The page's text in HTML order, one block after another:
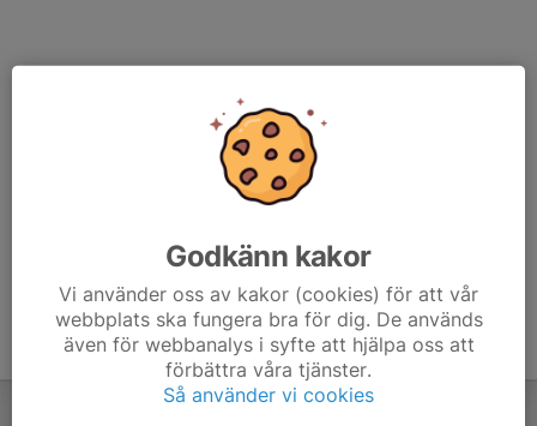
Godkänn kakor
Vi använder oss av kakor (cookies) för att vår
webbplats ska fungera bra för dig. De används
även för webbanalys i syfte att hjälpa oss att
förbättra våra tjänster.
Så använder vi cookies